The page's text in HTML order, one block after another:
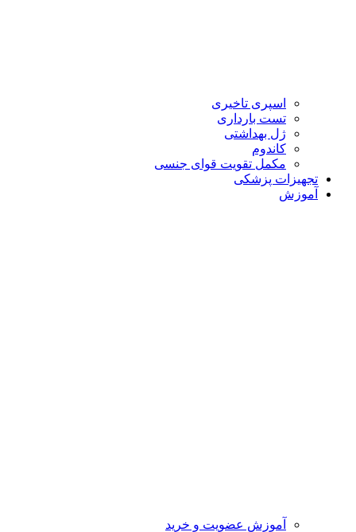
اسپری تاخیری
تست بارداری
ژل بهداشتی
کاندوم
مکمل تقویت قوای جنسی
تجهیزات پزشکی
آموزش
آموزش عضویت و خرید